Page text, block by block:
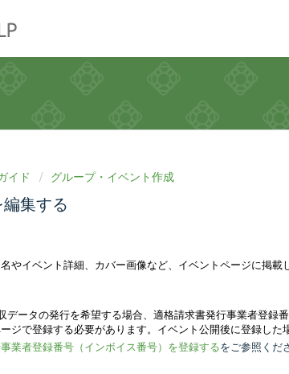
イド グループ・イベント作成
集する
やイベント詳細、カバー画像など、イベントページに掲載
データの発行を希望する場合、適格請求書発行事業者登録
ジで登録する必要があります。イベント公開後に登録した
業者登録番号（インボイス番号）を登録するをご参照くだ